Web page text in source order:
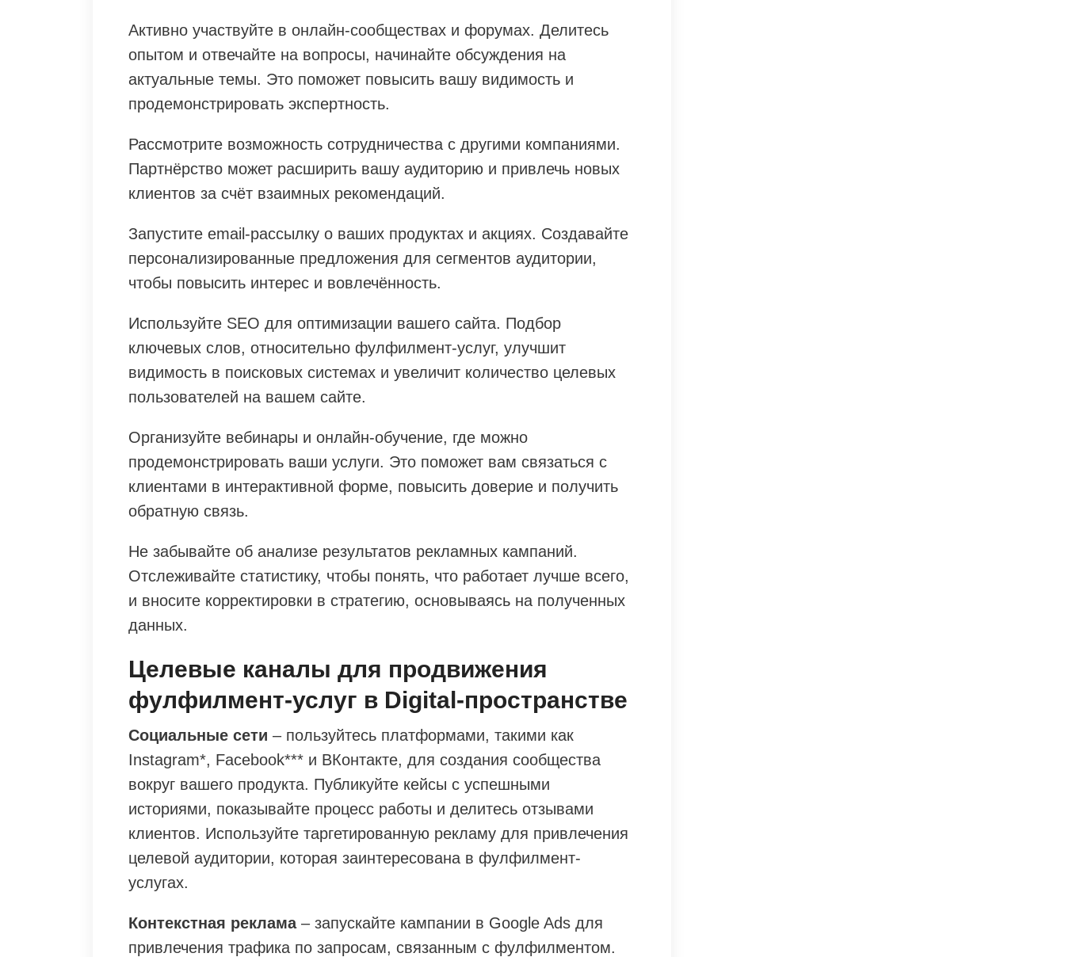
Активно участвуйте в онлайн-сообществах и форумах. Делитесь
опытом и отвечайте на вопросы, начинайте обсуждения на
актуальные темы. Это поможет повысить вашу видимость и
продемонстрировать экспертность.
Рассмотрите возможность сотрудничества с другими компаниями.
Партнёрство может расширить вашу аудиторию и привлечь новых
клиентов за счёт взаимных рекомендаций.
Запустите email-рассылку о ваших продуктах и акциях. Создавайте
персонализированные предложения для сегментов аудитории,
чтобы повысить интерес и вовлечённость.
Используйте SEO для оптимизации вашего сайта. Подбор
ключевых слов, относительно фулфилмент-услуг, улучшит
видимость в поисковых системах и увеличит количество целевых
пользователей на вашем сайте.
Организуйте вебинары и онлайн-обучение, где можно
продемонстрировать ваши услуги. Это поможет вам связаться с
клиентами в интерактивной форме, повысить доверие и получить
обратную связь.
Не забывайте об анализе результатов рекламных кампаний.
Отслеживайте статистику, чтобы понять, что работает лучше всего,
и вносите корректировки в стратегию, основываясь на полученных
данных.
Целевые каналы для продвижения
фулфилмент-услуг в Digital-пространстве
Социальные сети – пользуйтесь платформами, такими как
Instagram*, Facebook*** и ВКонтакте, для создания сообщества
вокруг вашего продукта. Публикуйте кейсы с успешными
историями, показывайте процесс работы и делитесь отзывами
клиентов. Используйте таргетированную рекламу для привлечения
целевой аудитории, которая заинтересована в фулфилмент-
услугах.
Контекстная реклама– запускайте кампании в Google Ads для
привлечения трафика по запросам, связанным с фулфилментом.